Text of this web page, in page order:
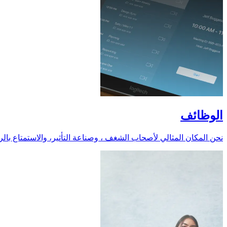
الوظائف
نحن المكان المثالي لأصحاب الشغف ، وصناعة التأثير، والاستمتاع